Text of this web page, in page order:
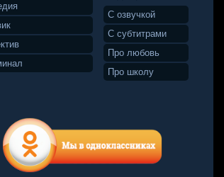
С озвучкой
С субтитрами
Про любовь
Про школу